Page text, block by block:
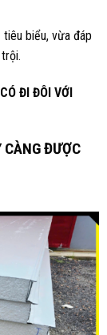
biểu, vừa đáp
ĐI ĐÔI VỚI
CÀNG ĐƯỢC